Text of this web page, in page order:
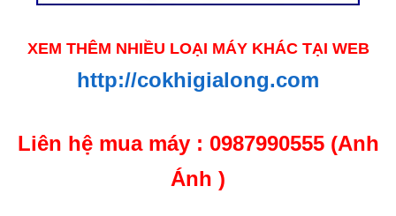
XEM THÊM NHIỀU LOẠI MÁY KHÁC TẠI WEB
http://cokhigialong.com
Liên hệ mua máy : 0987990555 (Anh
Ánh )